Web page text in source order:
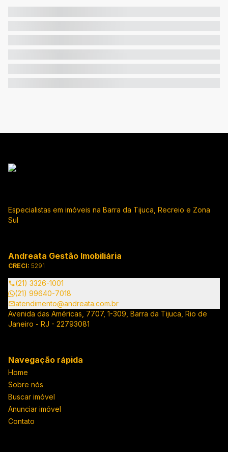
Especialistas em imóveis na Barra da Tijuca, Recreio e Zona
Sul
Andreata Gestão Imobiliária
CRECI: 5291
(21) 3326-1001
(21) 99640-7018
atendimento@andreata.com.br
Avenida das Américas, 7707, 1-309, Barra da Tijuca, Rio de
Janeiro - RJ - 22793081
Navegação rápida
Home
Sobre nós
Buscar imóvel
Anunciar imóvel
Contato